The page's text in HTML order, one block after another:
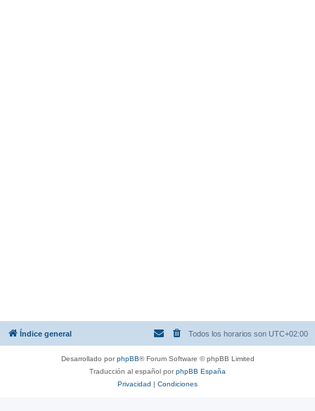
Índice general Todos los horarios son UTC+02:00
Desarrollado porphpBB® Forum Software © phpBB Limited
Traducción al español porphpBB España
Privacidad | Condiciones